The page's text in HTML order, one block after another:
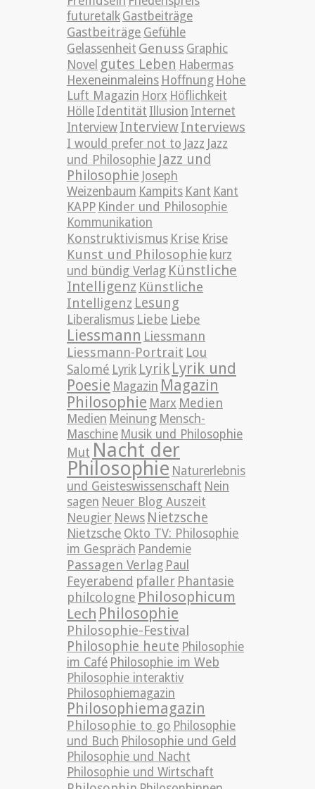
futuretalk Gastbeiträge
Gastbeiträge Gefühle
Gelassenheit Genuss Graphic
Novel gutes Leben Habermas
Hexeneinmaleins Hoffnung Hohe
Luft Magazin Horx Höflichkeit
Hölle Identität Illusion Internet
Interview InterviewInterviews
I would prefer not to Jazz Jazz
und Philosophie Jazz und
Philosophie Joseph
Weizenbaum Kampits Kant Kant
KAPP Kinder und Philosophie
Kommunikation
Konstruktivismus Krise Krise
Kunst und Philosophie kurz
und bündig Verlag Künstliche
Intelligenz Künstliche
Intelligenz Lesung
Liberalismus Liebe Liebe
Liessmann Liessmann
Liessmann-Portrait Lou
Salomé Lyrik Lyrik Lyrik und
Poesie Magazin Magazin
Philosophie Marx Medien
Medien Meinung Mensch-
Maschine Musik und Philosophie
Mut Nacht der
Philosophie Naturerlebnis
und Geisteswissenschaft Nein
sagen Neuer Blog Auszeit
Neugier News Nietzsche
Nietzsche Okto TV: Philosophie
im Gespräch Pandemie
Passagen Verlag Paul
Feyerabend pfaller Phantasie
philcologne Philosophicum
Lech Philosophie
Philosophie-Festival
Philosophie heute Philosophie
im Café Philosophie im Web
Philosophie interaktiv
Philosophiemagazin
Philosophiemagazin
Philosophie to go Philosophie
und Buch Philosophie und Geld
Philosophie und Nacht
Philosophie und Wirtschaft